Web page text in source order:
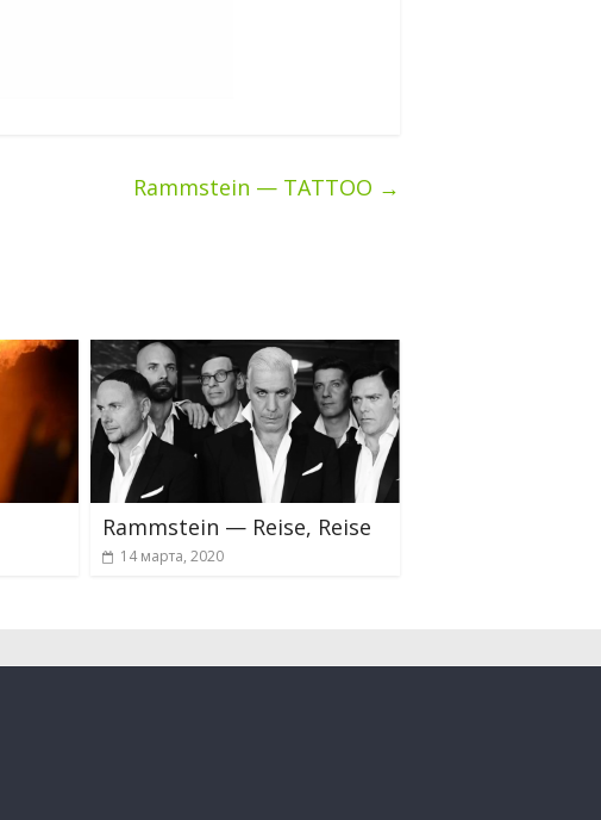
Rammstein — TATTOO →
Rammstein — Reise, Reise
14 марта, 2020